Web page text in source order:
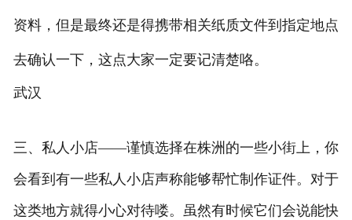
资料，但是最终还是得携带相关纸质文件到指定地点
去确认一下，这点大家一定要记清楚咯。
武汉
三、私人小店——谨慎选择在株洲的一些小街上，你
会看到有一些私人小店声称能够帮忙制作证件。对于
这类地方就得小心对待喽。虽然有时候它们会说能快